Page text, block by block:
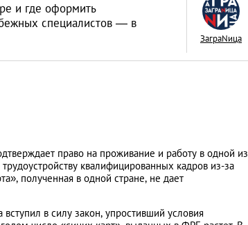
и где оформить
специалистов — в
ЗаграNица
право на проживание и работу в одной из
квалифицированных кадров из-за
полученная в одной стране, не дает
в силу закон, упростивший условия